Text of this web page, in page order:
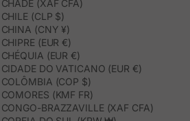
CHADE (XAF CFA)
CHILE (CLP $)
CHINA (CNY ¥)
CHIPRE (EUR €)
CHÉQUIA (EUR €)
CIDADE DO VATICANO (EUR €)
COLÔMBIA (COP $)
COMORES (KMF FR)
CONGO-BRAZZAVILLE (XAF CFA)